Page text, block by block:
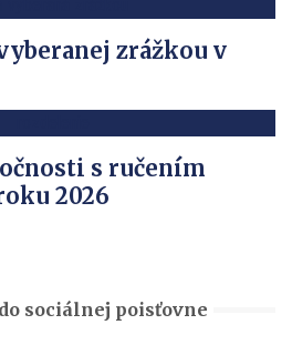
zrážkou v
s ručením
2026
sociálnej poisťovne